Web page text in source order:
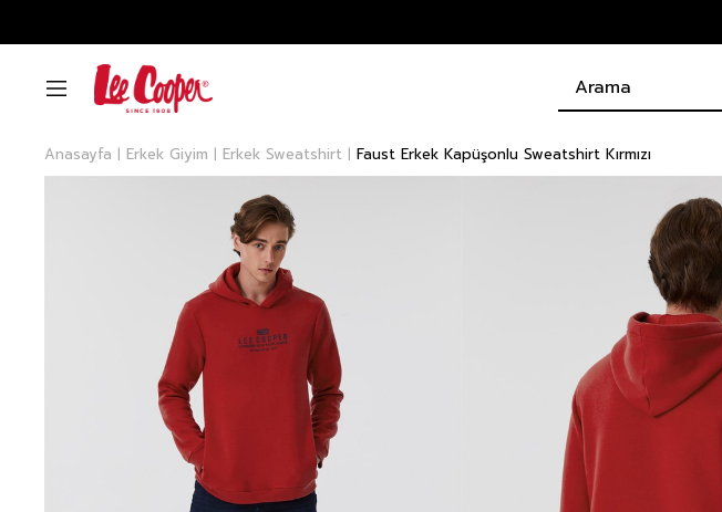
Anasayfa Erkek Giyim Erkek Sweatshirt Faust Erkek Kapüşonlu Sweatshirt Kırmızı